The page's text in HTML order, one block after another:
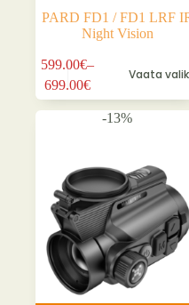
PARD FD1 / FD1 LRF
Night Vision
599.00€–
699.00€
Hinnavahemik:
599.00€
kuni
Vaata
Sellel
tootel
mitu
tootelehel.
-13%